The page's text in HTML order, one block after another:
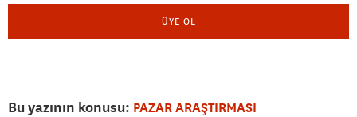
ÜYE OL
Bu yazının konusu: PAZAR ARAŞTIRMASI